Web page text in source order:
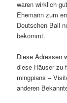
waren wirklich
Ehemann zum
Deutschen Ball
bekommt.
Diese Adressen
diese Häuser zu
mingpians –
anderen